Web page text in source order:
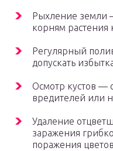
Рыхление земли
корням растения
Регулярный
допускать
Осмотр кустов —
вредителей или
Удаление
заражения
поражения